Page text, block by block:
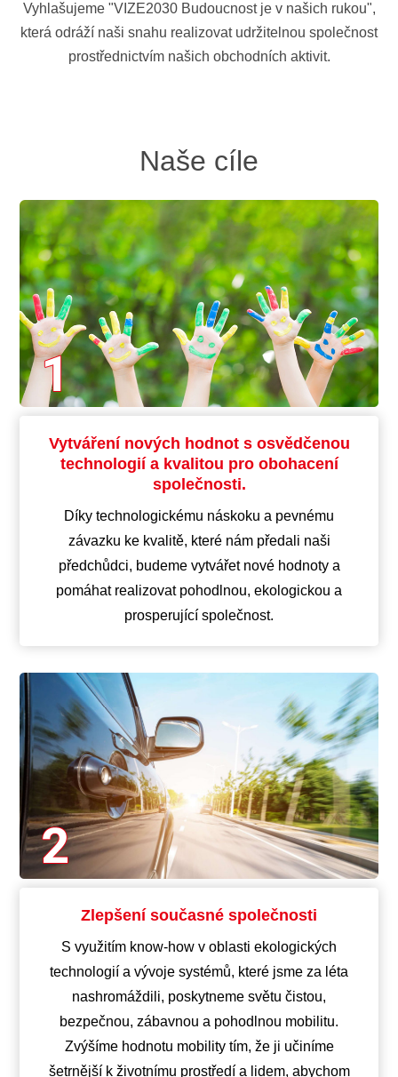
Vyhlašujeme "VIZE2030 Budoucnost je v našich rukou",
která odráží naši snahu realizovat udržitelnou společnost
prostřednictvím našich obchodních aktivit.
Naše cíle
Vytváření nových hodnot s osvědčenou
technologií a kvalitou pro obohacení
společnosti.
Díky technologickému náskoku a pevnému
závazku ke kvalitě, které nám předali naši
předchůdci, budeme vytvářet nové hodnoty a
pomáhat realizovat pohodlnou, ekologickou a
prosperující společnost.
Zlepšení současné společnosti
S využitím know-how v oblasti ekologických
technologií a vývoje systémů, které jsme za léta
nashromáždili, poskytneme světu čistou,
bezpečnou, zábavnou a pohodlnou mobilitu.
Zvýšíme hodnotu mobility tím, že ji učiníme
šetrnější k životnímu prostředí a lidem, abychom